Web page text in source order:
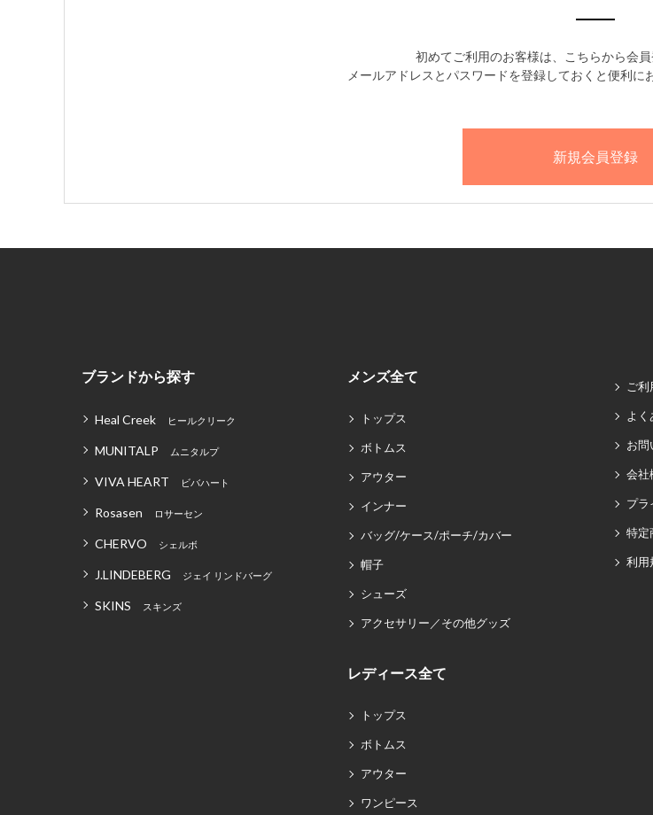
初めてご利用のお客様は、こちらから会員
メールアドレスとパスワードを登録しておくと便利に
ブランドから探す
Heal Creek ヒールクリーク
MUNITALP ムニタルプ
VIVA HEART ビバハート
Rosasen ロサーセン
CHERVO シェルボ
J.LINDEBERG ジェイ リンドバーグ
SKINS スキンズ
メンズ全て
トップス
ボトムス
アウター
インナー
バッグ/ケース/ポーチ/カバー
帽子
シューズ
アクセサリー／その他グッズ
レディース全て
トップス
ボトムス
アウター
ワンピース
ご
よく
お問
会社
プラ
特定
利用